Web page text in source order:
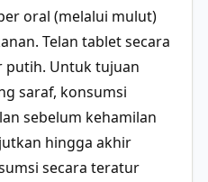
oral (melalui mulut)
Telan tablet secara
putih. Untuk tujuan
saraf, konsumsi
sebelum kehamilan
hingga akhir
secara teratur